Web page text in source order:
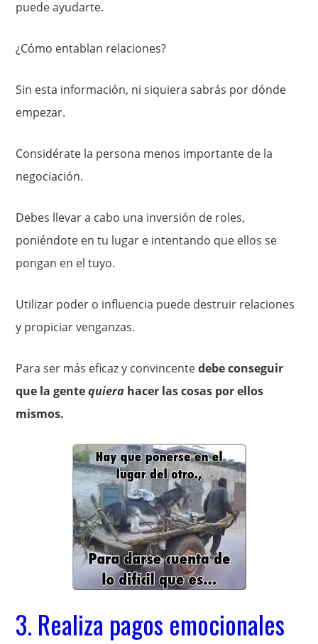
puede ayudarte.
¿Cómo entablan relaciones?
Sin esta información, ni siquiera sabrás por dónde
empezar.
Considérate la persona menos importante de la
negociación.
Debes llevar a cabo una inversión de roles,
poniéndote en tu lugar e intentando que ellos se
pongan en el tuyo.
Utilizar poder o influencia puede destruir relaciones
y propiciar venganzas.
Para ser más eficaz y convincentedebe conseguir
que la gentequiera hacer las cosas por ellos
mismos.
3. Realiza pagos emocionales